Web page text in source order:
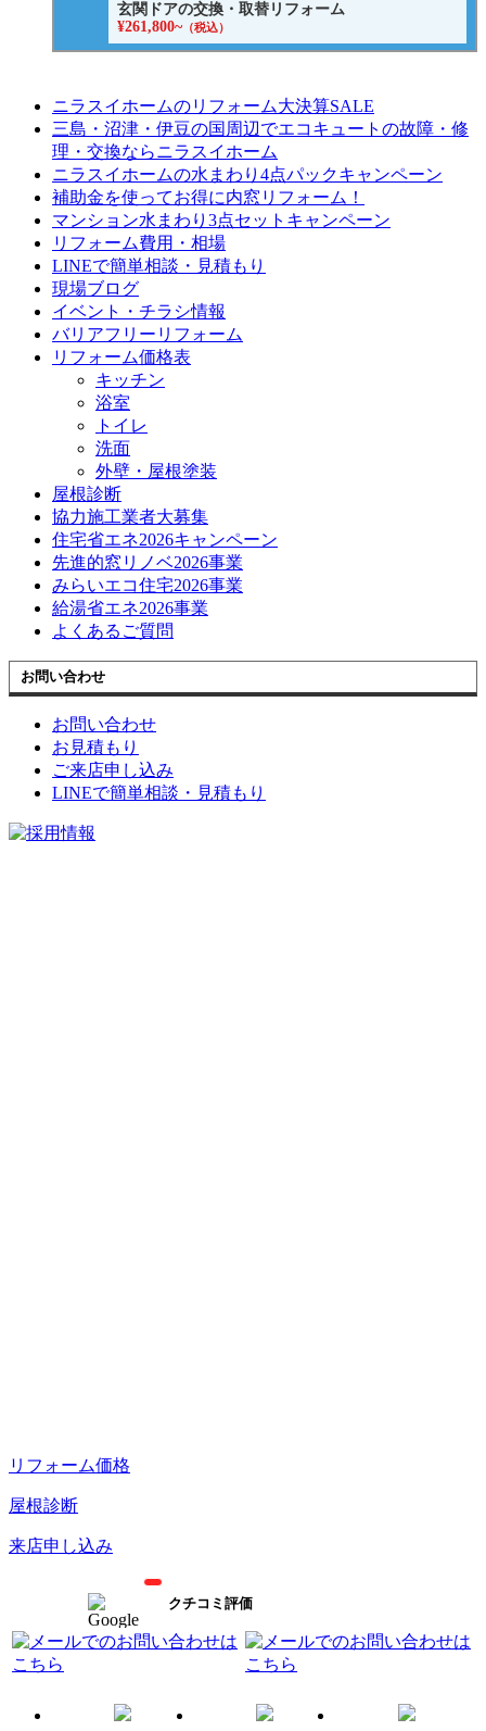
玄関ドアの交換・取替リフォーム
¥261,800~（税込）
ニラスイホームのリフォーム大決算SALE
三島・沼津・伊豆の国周辺でエコキュートの故障・修
理・交換ならニラスイホーム
ニラスイホームの水まわり4点パックキャンペーン
補助金を使ってお得に内窓リフォーム！
マンション水まわり3点セットキャンペーン
リフォーム費用・相場
LINEで簡単相談・見積もり
現場ブログ
イベント・チラシ情報
バリアフリーリフォーム
リフォーム価格表
キッチン
浴室
トイレ
洗面
外壁・屋根塗装
屋根診断
協力施工業者大募集
住宅省エネ2026キャンペーン
先進的窓リノベ2026事業
みらいエコ住宅2026事業
給湯省エネ2026事業
よくあるご質問
お問い合わせ
お問い合わせ
お見積もり
ご来店申し込み
LINEで簡単相談・見積もり
リフォーム価格
屋根診断
来店申し込み
クチコミ評価